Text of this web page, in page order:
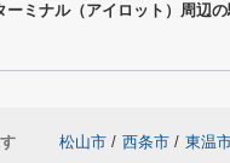
ーミナル（アイロット）周辺
松山市 / 西条市 / 東温